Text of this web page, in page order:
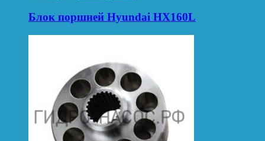
Блок поршней Hyundai HX160L